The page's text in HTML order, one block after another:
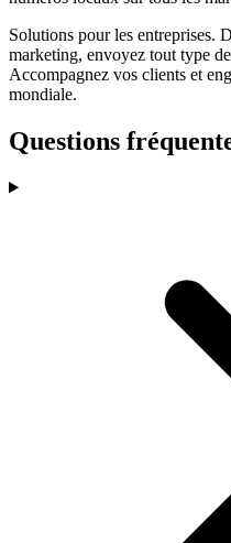
Solutions pour les entreprises.
marketing, envoyez tout type
Accompagnez vos clients et
mondiale.
Questions